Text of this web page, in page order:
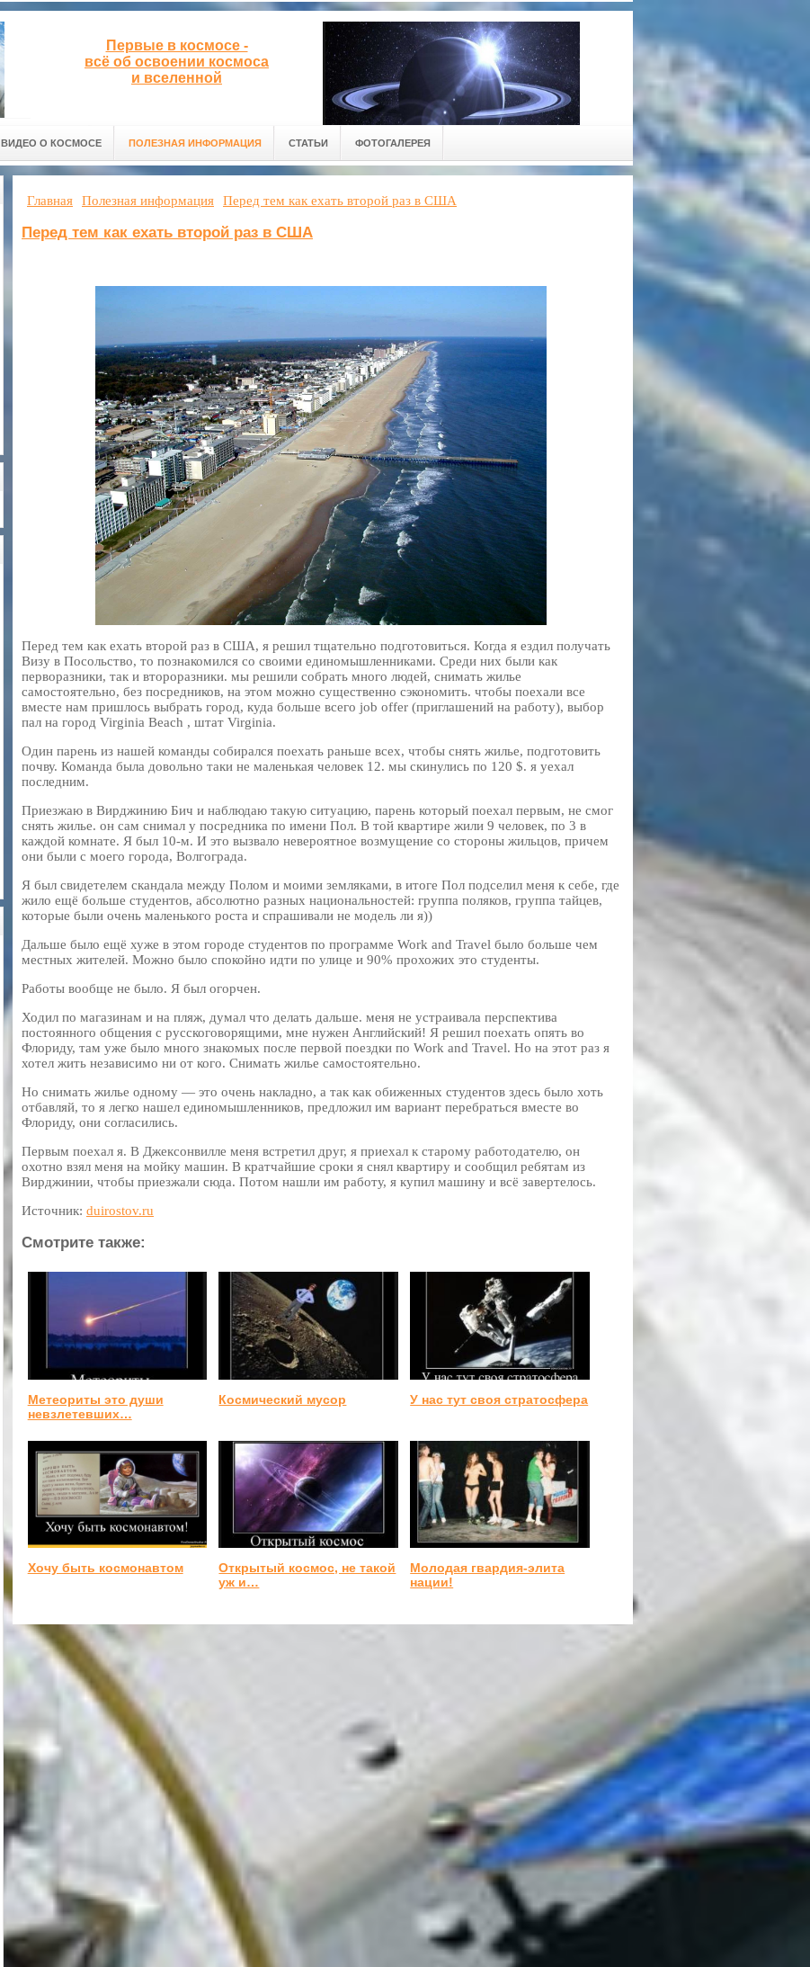
Первые в космосе -
всё об освоении космоса
и вселенной
ВИДЕО О КОСМОСЕ ПОЛЕЗНАЯ ИНФОРМАЦИЯ СТАТЬИ ФОТОГАЛЕРЕЯ
Главная Полезная информация Перед тем как ехать второй раз в США
Перед тем как ехать второй раз в США
Перед тем как ехать второй раз в США, я решил тщательно подготовиться. Когда я ездил получать
Визу в Посольство, то познакомился со своими единомышленниками. Среди них были как
перворазники, так и второразники. мы решили собрать много людей, снимать жилье
самостоятельно, без посредников, на этом можно существенно сэкономить. чтобы поехали все
вместе нам пришлось выбрать город, куда больше всего job offer (приглашений на работу), выбор
пал на город Virginia Beach , штат Virginia.
Один парень из нашей команды собирался поехать раньше всех, чтобы снять жилье, подготовить
почву. Команда была довольно таки не маленькая человек 12. мы скинулись по 120 $. я уехал
последним.
Приезжаю в Вирджинию Бич и наблюдаю такую ситуацию, парень который поехал первым, не смог
снять жилье. он сам снимал у посредника по имени Пол. В той квартире жили 9 человек, по 3 в
каждой комнате. Я был 10-м. И это вызвало невероятное возмущение со стороны жильцов, причем
они были с моего города, Волгограда.
Я был свидетелем скандала между Полом и моими земляками, в итоге Пол подселил меня к себе, где
жило ещё больше студентов, абсолютно разных национальностей: группа поляков, группа тайцев,
которые были очень маленького роста и спрашивали не модель ли я))
Дальше было ещё хуже в этом городе студентов по программе Work and Travel было больше чем
местных жителей. Можно было спокойно идти по улице и 90% прохожих это студенты.
Работы вообще не было. Я был огорчен.
Ходил по магазинам и на пляж, думал что делать дальше. меня не устраивала перспектива
постоянного общения с русскоговорящими, мне нужен Английский! Я решил поехать опять во
Флориду, там уже было много знакомых после первой поездки по Work and Travel. Но на этот раз я
хотел жить независимо ни от кого. Снимать жилье самостоятельно.
Но снимать жилье одному — это очень накладно, а так как обиженных студентов здесь было хоть
отбавляй, то я легко нашел единомышленников, предложил им вариант перебраться вместе во
Флориду, они согласились.
Первым поехал я. В Джексонвилле меня встретил друг, я приехал к старому работодателю, он
охотно взял меня на мойку машин. В кратчайшие сроки я снял квартиру и сообщил ребятам из
Вирджинии, чтобы приезжали сюда. Потом нашли им работу, я купил машину и всё завертелось.
Источник: duirostov.ru
Смотрите также:
Метеориты это души
невзлетевших…
Космический мусор У нас тут своя стратосфера
Хочу быть космонавтом
Открытый космос, не такой
уж и…
Молодая гвардия-элита
нации!